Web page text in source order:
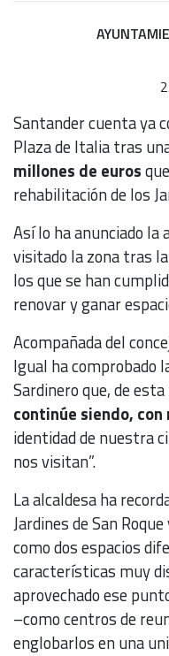
Santander cuenta ya
Plaza de Italia tras
millones de euros
rehabilitación de los
Así lo ha anunciado la
visitado la zona tras
los que se han
renovar y ganar
Acompañada del
Igual ha comprobado
Sardinero que, de
continúe siendo,
identidad de nuestra
nos visitan”.
La alcaldesa ha
Jardines de San
como dos espacios
características muy
aprovechado ese
–como centros de
englobarlos en una